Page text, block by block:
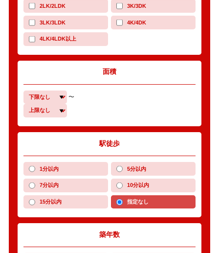
2LK/2LDK 3K/3DK
3LK/3LDK 4K/4DK
4LK/4LDK以上
面積
〜
駅徒歩
1分以内 5分以内
7分以内 10分以内
15分以内 指定なし
築年数